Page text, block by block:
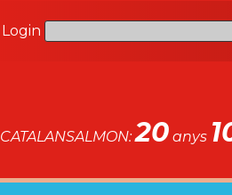
Login
CATALANSALMON:20anys